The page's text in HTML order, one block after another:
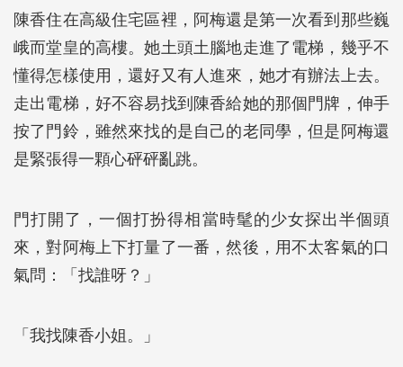
陳香住在高級住宅區裡，阿梅還是第一次看到那些巍
峨而堂皇的高樓。她土頭土腦地走進了電梯，幾乎不
懂得怎樣使用，還好又有人進來，她才有辦法上去。
走出電梯，好不容易找到陳香給她的那個門牌，伸手
按了門鈴，雖然來找的是自己的老同學，但是阿梅還
是緊張得一顆心砰砰亂跳。
門打開了，一個打扮得相當時髦的少女探出半個頭
來，對阿梅上下打量了一番，然後，用不太客氣的口
氣問：「找誰呀？」
「我找陳香小姐。」